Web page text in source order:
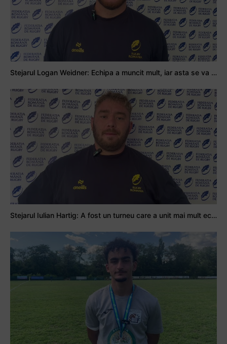
Stejarul Logan Weidner: Echipa a muncit mult, iar asta se va vedea în meciurile de la Nations Cup
Stejarul Iulian Hartig: A fost un turneu care a unit mai mult echipa